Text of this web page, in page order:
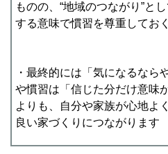
ものの、“地域のつながり”と
する意味で慣習を尊重してお
・最終的には「気になるなら
や慣習は「信じた分だけ意味
よりも、自分や家族が心地よ
良い家づくりにつながります